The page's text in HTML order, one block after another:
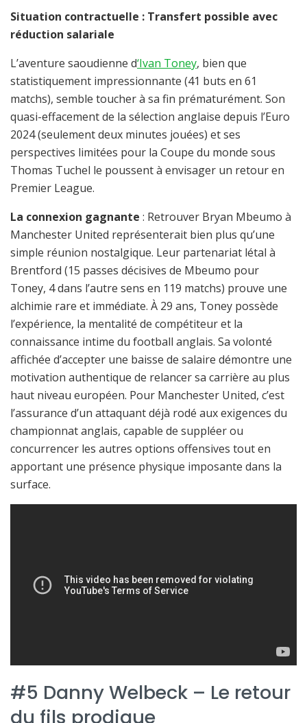
Situation contractuelle : Transfert possible avec
réduction salariale
L’aventure saoudienne d‘Ivan Toney, bien que
statistiquement impressionnante (41 buts en 61
matchs), semble toucher à sa fin prématurément. Son
quasi-effacement de la sélection anglaise depuis l’Euro
2024 (seulement deux minutes jouées) et ses
perspectives limitées pour la Coupe du monde sous
Thomas Tuchel le poussent à envisager un retour en
Premier League.
La connexion gagnante : Retrouver Bryan Mbeumo à
Manchester United représenterait bien plus qu’une
simple réunion nostalgique. Leur partenariat létal à
Brentford (15 passes décisives de Mbeumo pour
Toney, 4 dans l’autre sens en 119 matchs) prouve une
alchimie rare et immédiate. À 29 ans, Toney possède
l’expérience, la mentalité de compétiteur et la
connaissance intime du football anglais. Sa volonté
affichée d’accepter une baisse de salaire démontre une
motivation authentique de relancer sa carrière au plus
haut niveau européen. Pour Manchester United, c’est
l’assurance d’un attaquant déjà rodé aux exigences du
championnat anglais, capable de suppléer ou
concurrencer les autres options offensives tout en
apportant une présence physique imposante dans la
surface.
#5 Danny Welbeck – Le retour
du fils prodigue